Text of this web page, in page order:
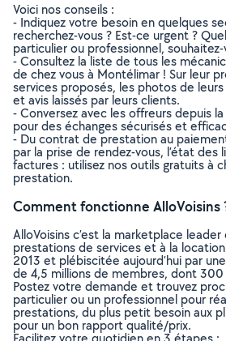
Voici nos conseils :
- Indiquez votre besoin en quelques
recherchez-vous ? Est-ce urgent ?
particulier ou professionnel, souhaitez-
- Consultez la liste de tous les
de chez vous à Montélimar ! Sur leur
services proposés, les photos de
et avis laissés par leurs clients.
- Conversez avec les offreurs depuis
pour des échanges sécurisés et
- Du contrat de prestation au
par la prise de rendez-vous, l’état des
factures : utilisez nos outils gratuits à
prestation.
Comment fonctionne AlloVoisins
AlloVoisins c’est la marketplace
prestations de services et à la
2013 et plébiscitée aujourd’hui par
de 4,5 millions de membres, dont
Postez votre demande et trouvez
particulier ou un professionnel pour
prestations, du plus petit besoin aux
pour un bon rapport qualité/prix.